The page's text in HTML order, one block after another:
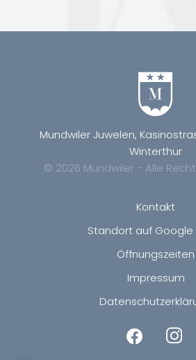
Mundwiler Juwelen,
Winterthur
© 2026 Mundwiler - Alle
Kontakt
Standort auf Google
Öffnungszeiten
Impressum